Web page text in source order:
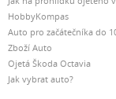
HobbyKompas
Auto pro začátečníka do
Zboží Auto
Ojetá Škoda Octavia
Jak vybrat auto?